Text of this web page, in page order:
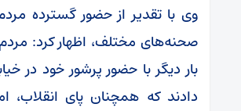
وی با تقدیر از حضور گسترده
صحنه‌های مختلف، اظهار کرد:
بار دیگر با حضور پرشور خود در
دادند که همچنان پای انقلاب،